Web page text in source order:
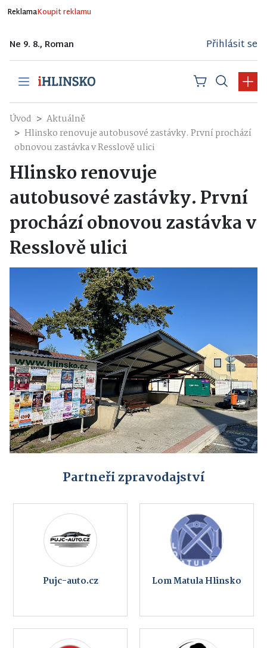
ReklamaKoupit reklamu
Ne 9. 8., Roman Přihlásit se
Úvod
Aktuálně
Hlinsko renovuje autobusové zastávky. První prochází
obnovou zastávka v Resslově ulici
Hlinsko renovuje
autobusové zastávky. První
prochází obnovou zastávka v
Resslově ulici
Partneři zpravodajství
Pujc-auto.cz Lom Matula Hlinsko